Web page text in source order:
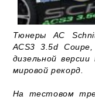
Тюнеры AC
ACS3 3.5d
дизельной
мировой рекорд.
На тестовом